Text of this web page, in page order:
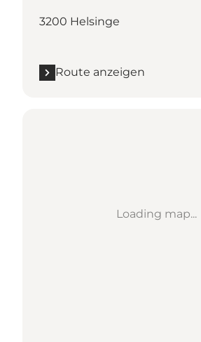
3200 Helsinge
Route anzeigen
Loading map...